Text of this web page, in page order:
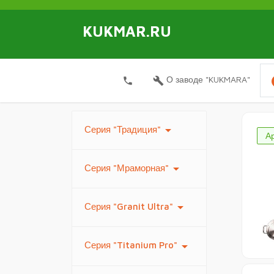
KUKMAR.RU
local_phone build О заводе "KUKMARA"
Серия "Традиция" arrow_drop_down
Серия "Мраморная" arrow_drop_down
Серия "Granit Ultra" arrow_drop_down
Серия "Titanium Pro" arrow_drop_down